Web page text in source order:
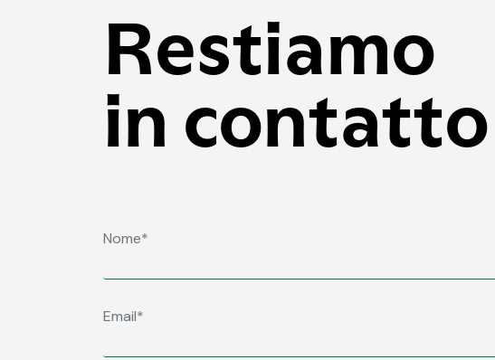
Restiamo
in contatto